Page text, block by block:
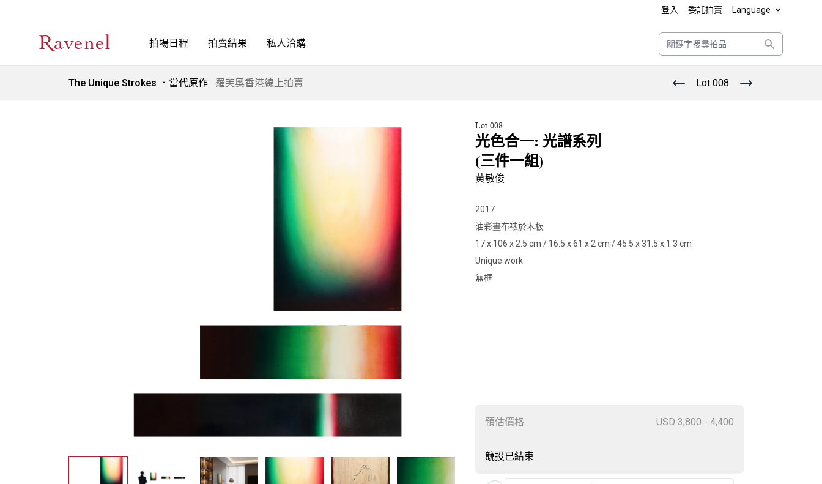
登入 委託拍賣 Language
拍場日程 拍賣結果 私人洽購
Search
The Unique Strokes ．當代原作 羅芙奧香港線上拍賣 Lot 008
Lot 008
光色合一: 光譜系列
(三件一組)
黃敏俊
2017
油彩畫布裱於木板
17 x 106 x 2.5 cm / 16.5 x 61 x 2 cm / 45.5 x 31.5 x 1.3 cm
Unique work
無框
預估價格 USD 3,800 - 4,400
競投已結束